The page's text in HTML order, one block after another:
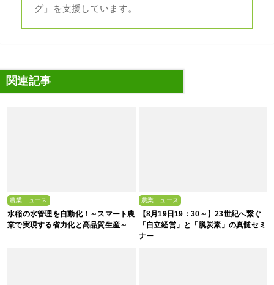
グ」を支援しています。
関連記事
農業ニュース
水稲の水管理を自動化！～スマート農
業で実現する省力化と高品質生産～
農業ニュース
【8月19日19：30～】23世紀へ繋ぐ
「自立経営」と「脱炭素」の真髄セミ
ナー